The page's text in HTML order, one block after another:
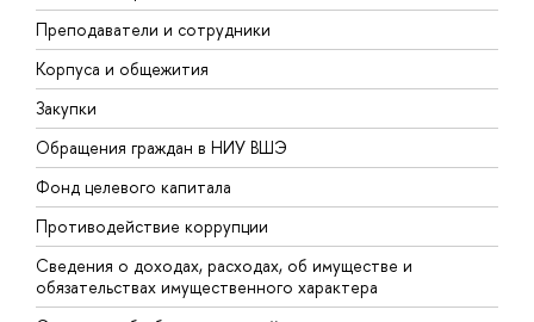
Преподаватели и сотрудники
Корпуса и общежития
Закупки
Обращения граждан в НИУ ВШЭ
Фонд целевого капитала
Противодействие коррупции
Сведения о доходах, расходах, об имуществе и
обязательствах имущественного характера